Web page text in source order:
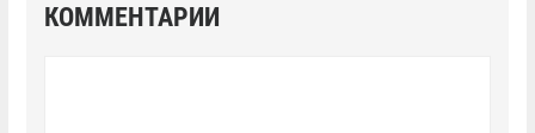
КОММЕНТАРИИ